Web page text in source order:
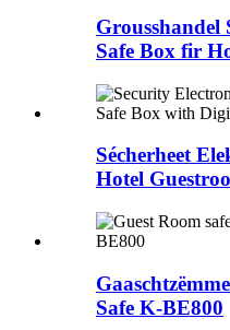
Grousshandel
Safe Box fir
Sécherheet
Hotel
Safe K-BE800